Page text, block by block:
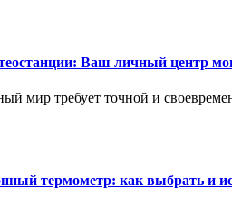
Ваш личный центр
мир требует точной и
термометр: как выбрать и